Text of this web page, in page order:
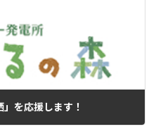
を応援します！